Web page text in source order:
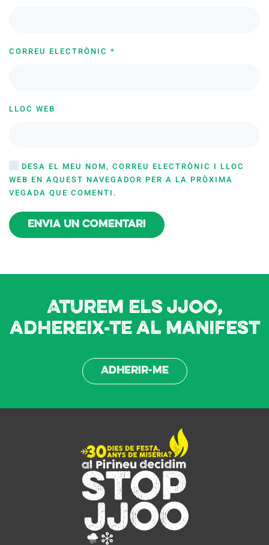
CORREU ELECTRÒNIC *
LLOC WEB
DESA EL MEU NOM, CORREU ELECTRÒNIC I LLOC
WEB EN AQUEST NAVEGADOR PER A LA PRÒXIMA
VEGADA QUE COMENTI.
Envia un comentari
Aturem els JJOO,
adhereix-te al manifest
Adherir-me